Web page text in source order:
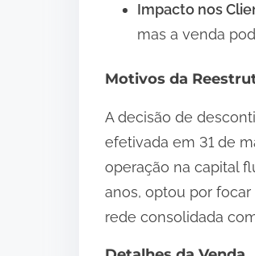
Impacto nos
mas a venda
Motivos da
A decisão de
efetivada em 31 de
operação na capital
anos, optou por
rede consolidada